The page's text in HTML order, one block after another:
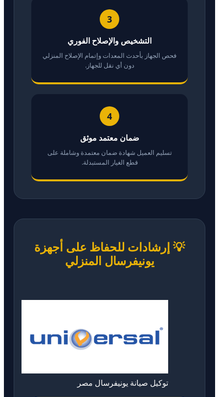
3
التشخيص والإصلاح الفوري
فحص الجهاز بأحدث المعدات وإتمام الإصلاح المنزلي
دون أي نقل للجهاز.
4
ضمان معتمد موثق
تسليم العميل شهادة ضمان معتمدة وشاملة على
قطع الغيار المستبدلة.
💡 إرشادات للحفاظ على أجهزة
يونيفرسال المنزلي
توكيل صيانة يونيفرسال مصر